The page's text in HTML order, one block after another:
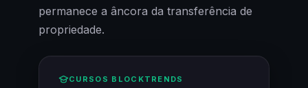
permanece a âncora da transferência de
propriedade.
CURSOS BLOCKTRENDS